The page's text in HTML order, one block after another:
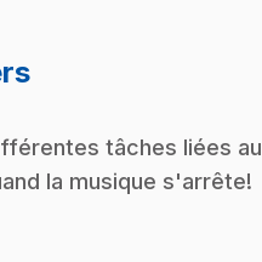
.
tâches liées au
la musique s'arrête!